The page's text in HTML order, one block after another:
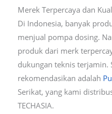
Merek Terpercaya dan
Di Indonesia, banyak
menjual pompa dosing.
produk dari merk
dukungan teknis terjamin.
rekomendasikan adalah
Serikat, yang kami
TECHASIA.